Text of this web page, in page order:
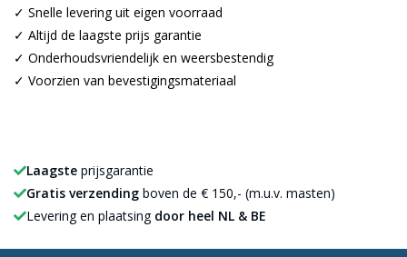
✓ Snelle levering uit eigen voorraad
✓ Altijd de laagste prijs garantie
✓ Onderhoudsvriendelijk en weersbestendig
✓ Voorzien van bevestigingsmateriaal
Laagste prijsgarantie
Gratis verzending boven de € 150,- (m.u.v. masten)
Levering en plaatsing door heel NL & BE